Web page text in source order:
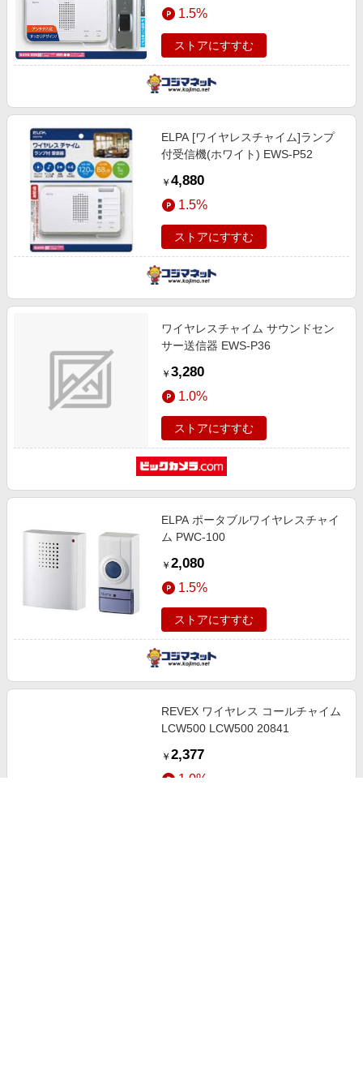
1.5%
ストアにすすむ
ELPA [ワイヤレスチャイム]ランプ
付受信機(ホワイト) EWS-P52
￥ 4,880
1.5%
ストアにすすむ
ワイヤレスチャイム サウンドセン
サー送信器 EWS-P36
￥ 3,280
1.0%
ストアにすすむ
ELPA ポータブルワイヤレスチャイ
ム PWC-100
￥ 2,080
1.5%
ストアにすすむ
REVEX ワイヤレス コールチャイム
LCW500 LCW500 20841
￥ 2,377
1.0%